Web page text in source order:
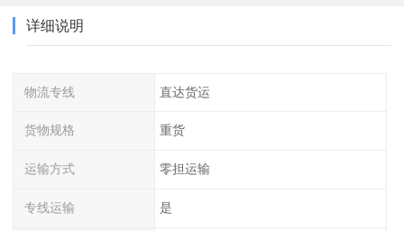
详细说明
物流专线 直达货运
货物规格 重货
运输方式 零担运输
专线运输 是